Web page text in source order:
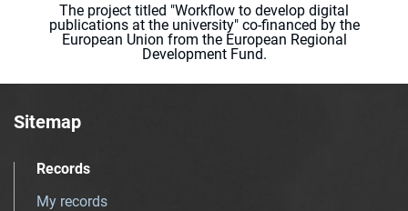
The project titled "Workflow to develop digital
publications at the university" co-financed by the
European Union from the European Regional
Development Fund.
Sitemap
Records
My records